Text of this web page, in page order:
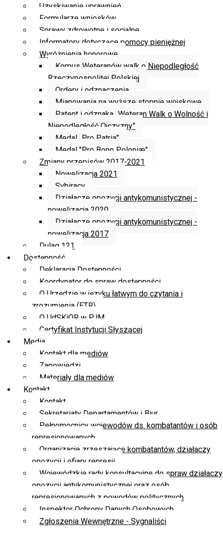
Uzyskiwanie uprawnień
Formularze wniosków
Sprawy zdrowotne i socjalne
Informatory dotyczące pomocy pieniężnej
Wyróżnienia honorowe
Korpus Weteranów walk o Niepodległość
Rzeczypospolitej Polskiej
Ordery i odznaczenia
Mianowania na wyższe stopnie wojskowe
Patent i odznaka „Weteran Walk o Wolność i
Niepodległość Ojczyzny”
Medal „Pro Patria”
Medal "Pro Bono Poloniæ"
Zmiany przepisów 2017-2021
Nowelizacja 2021
Sybiracy
Działacze opozycji antykomunistycznej -
nowelizacja 2020
Działacze opozycji antykomunistycznej -
nowelizacja 2017
Dulag 121
Dostępność
Deklaracja Dostępności
Koordynator do spraw dostępności
O Urzędzie w języku łatwym do czytania i
zrozumienia (ETR)
O UdSKiOR w PJM
Certyfikat Instytucji Słyszącej
Media
Kontakt dla mediów
Zapowiedzi
Materiały dla mediów
Kontakt
Kontakt
Sekretariaty Departamentów i Biur
Pełnomocnicy wojewodów ds. kombatantów i osób
represjonowanych
Organizacje zrzeszające kombatantów, działaczy
opozycji i ofiary represji
Wojewódzkie rady konsultacyjne do spraw działaczy
opozycji antykomunistycznej oraz osób
represjonowanych z powodów politycznych
Inspektor Ochrony Danych Osobowych
Zgłoszenia Wewnętrzne - Sygnaliści